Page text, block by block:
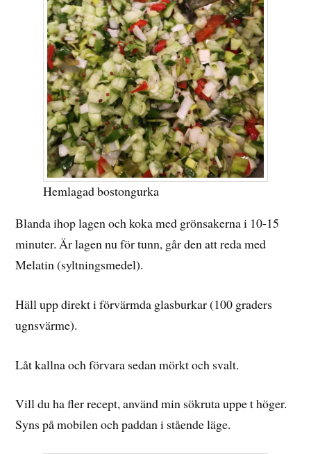
Hemlagad bostongurka
Blanda ihop lagen och koka med grönsakerna i 10-15
minuter. Är lagen nu för tunn, går den att reda med
Melatin (syltningsmedel).
Häll upp direkt i förvärmda glasburkar (100 graders
ugnsvärme).
Låt kallna och förvara sedan mörkt och svalt.
Vill du ha fler recept, använd min sökruta uppe t höger.
Syns på mobilen och paddan i stående läge.